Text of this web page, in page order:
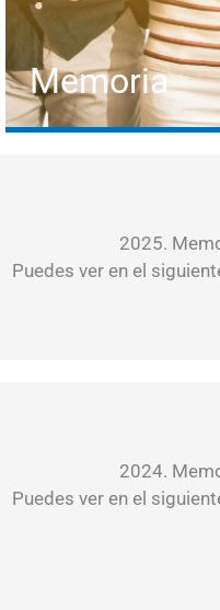
Memoria
2025.
Puedes ver en el
2024.
Puedes ver en el